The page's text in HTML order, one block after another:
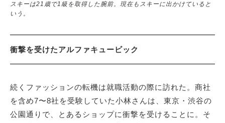
スキーは21歳で1級を取得した腕前。現在もスキーに出かけていると
いう。
衝撃を受けたアルファキュービック
続くファッションの転機は就職活動の際に訪れた。商社
を含め7〜8社を受験していた小林さんは、東京・渋谷の
公園通りで、とあるショップに衝撃を受けることに。そ